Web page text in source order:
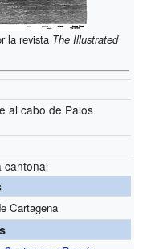
la revista The Illustrated
al cabo de Palos
cantonal
Cartagena